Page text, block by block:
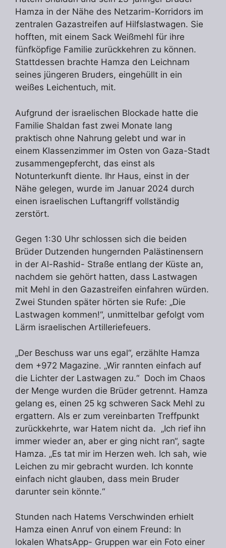
Hamza in der Nähe des Netzarim-Korridors im
zentralen Gazastreifen auf Hilfslastwagen. Sie
hofften, mit einem Sack Weißmehl für ihre
fünfköpfige Familie zurückkehren zu können.
Stattdessen brachte Hamza den Leichnam
seines jüngeren Bruders, eingehüllt in ein
weißes Leichentuch, mit.
Aufgrund der israelischen Blockade hatte die
Familie Shaldan fast zwei Monate lang
praktisch ohne Nahrung gelebt und war in
einem Klassenzimmer im Osten von Gaza-Stadt
zusammengepfercht, das einst als
Notunterkunft diente. Ihr Haus, einst in der
Nähe gelegen, wurde im Januar 2024 durch
einen israelischen Luftangriff vollständig
zerstört.
Gegen 1:30 Uhr schlossen sich die beiden
Brüder Dutzenden hungernden Palästinensern
in der Al-Rashid- Straße entlang der Küste an,
nachdem sie gehört hatten, dass Lastwagen
mit Mehl in den Gazastreifen einfahren würden.
Zwei Stunden später hörten sie Rufe: „Die
Lastwagen kommen!“, unmittelbar gefolgt vom
Lärm israelischen Artilleriefeuers.
„Der Beschuss war uns egal“, erzählte Hamza
dem +972 Magazine. „Wir rannten einfach auf
die Lichter der Lastwagen zu.“ Doch im Chaos
der Menge wurden die Brüder getrennt. Hamza
gelang es, einen 25 kg schweren Sack Mehl zu
ergattern. Als er zum vereinbarten Treffpunkt
zurückkehrte, war Hatem nicht da. „Ich rief ihn
immer wieder an, aber er ging nicht ran“, sagte
Hamza. „Es tat mir im Herzen weh. Ich sah, wie
Leichen zu mir gebracht wurden. Ich konnte
einfach nicht glauben, dass mein Bruder
darunter sein könnte.“
Stunden nach Hatems Verschwinden erhielt
Hamza einen Anruf von einem Freund: In
lokalen WhatsApp- Gruppen war ein Foto einer